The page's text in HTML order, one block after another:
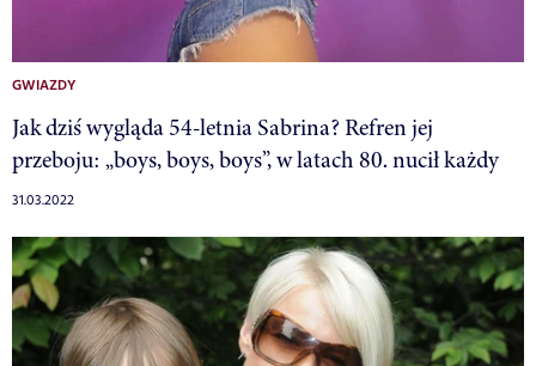
GWIAZDY
Jak dziś wygląda 54-letnia Sabrina? Refren jej
przeboju: „boys, boys, boys”, w latach 80. nucił każdy
31.03.2022